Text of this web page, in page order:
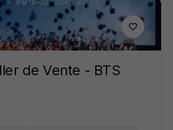
de Vente - BTS